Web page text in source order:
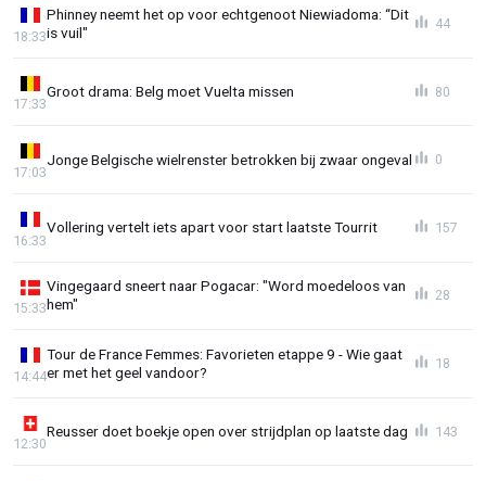
Phinney neemt het op voor echtgenoot Niewiadoma: “Dit
is vuil"
18:33
44
Groot drama: Belg moet Vuelta missen
17:33
80
Jonge Belgische wielrenster betrokken bij zwaar ongeval
17:03
0
Vollering vertelt iets apart voor start laatste Tourrit
16:33
157
Vingegaard sneert naar Pogacar: "Word moedeloos van
hem"
15:33
28
Tour de France Femmes: Favorieten etappe 9 - Wie gaat
er met het geel vandoor?
14:44
18
Reusser doet boekje open over strijdplan op laatste dag
12:30
143